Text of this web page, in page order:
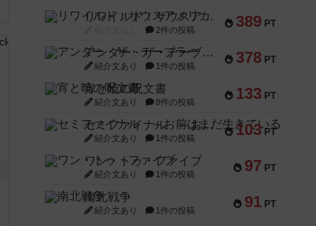
389 PT
リワイルド：サウスアメリカ
2件の投稿
378 PT
アンダー・ザ・テーブラー
紹介文あり 1件の投稿
133 PT
宵と暁の呪文書
紹介文あり 8件の投稿
103 PT
セミファイナル ～お前はまだ生きている～
紹介文あり 1件の投稿
97 PT
ワン・トゥ・ファイブ
紹介文あり 1件の投稿
91 PT
南北戦争
紹介文あり 1件の投稿